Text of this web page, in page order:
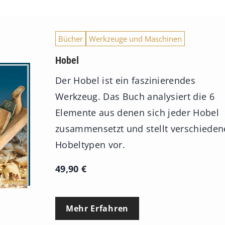
Bücher Werkzeuge und Maschinen
Hobel
Der Hobel ist ein faszinierendes
Werkzeug. Das Buch analysiert die 6
Elemente aus denen sich jeder Hobel
zusammensetzt und stellt
Hobeltypen vor.
49,90 €
Mehr Erfahren